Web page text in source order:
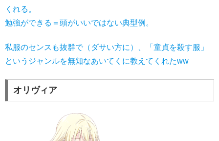
くれる。
勉強ができる＝頭がいいではない典型例。
私服のセンスも抜群で（ダサい方に）、「童貞を殺す服」
というジャンルを無知なあいてくに教えてくれたww
オリヴィア